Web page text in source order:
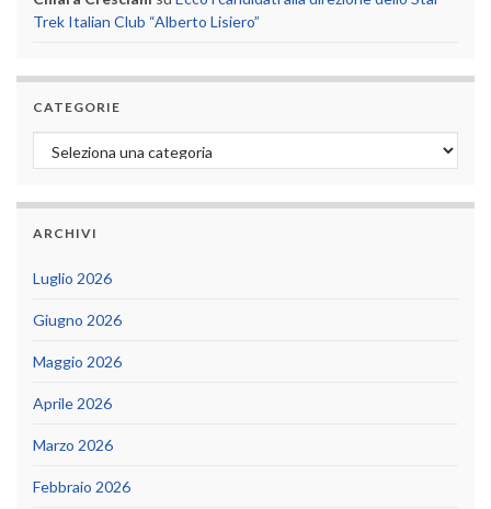
Trek Italian Club “Alberto Lisiero”
CATEGORIE
Categorie
ARCHIVI
Luglio 2026
Giugno 2026
Maggio 2026
Aprile 2026
Marzo 2026
Febbraio 2026